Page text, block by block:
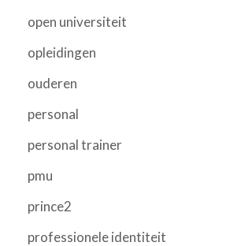
open universiteit
opleidingen
ouderen
personal
personal trainer
pmu
prince2
professionele identiteit